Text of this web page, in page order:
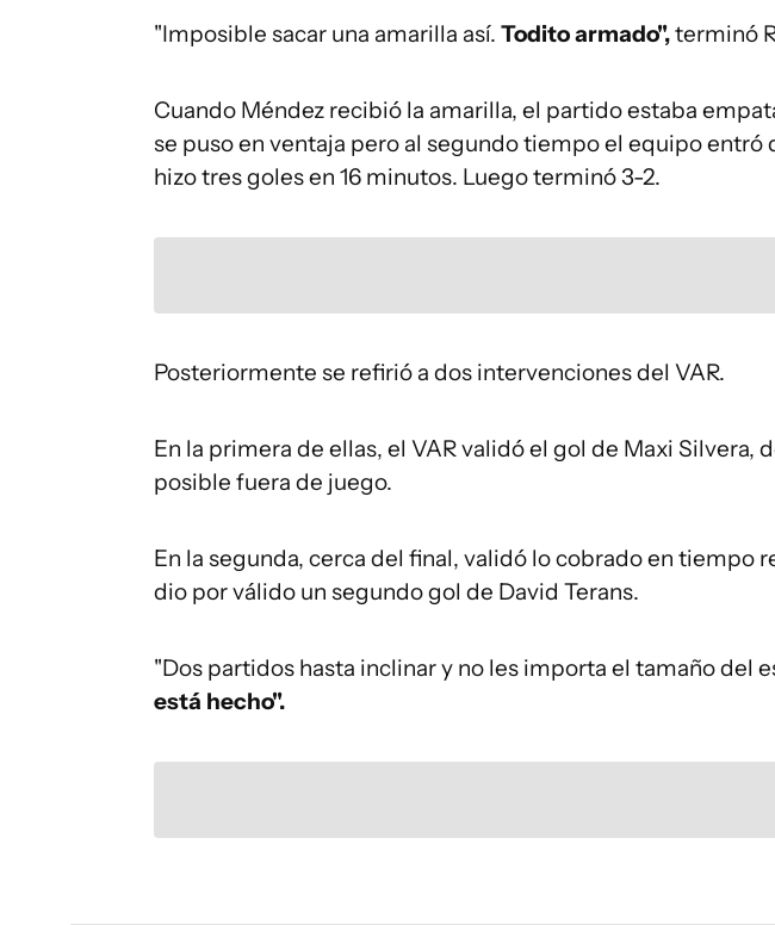
"Imposible sacar una amarilla así. Todito armado",terminó
Cuando Méndez recibió la amarilla, el partido estaba
se puso en ventaja pero al segundo tiempo el equipo entró
hizo tres goles en 16 minutos. Luego terminó 3-2.
Posteriormente se refirió a dos intervenciones del VAR.
En la primera de ellas, el VAR validó el gol de Maxi Silvera,
posible fuera de juego.
En la segunda, cerca del final, validó lo cobrado en tiempo
dio por válido un segundo gol de David Terans.
"Dos partidos hasta inclinar y no les importa el tamaño del
está hecho".